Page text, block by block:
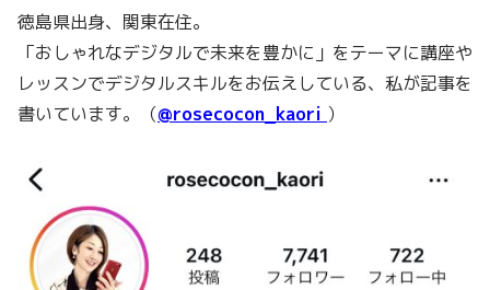
徳島県出身、関東在住。
「おしゃれなデジタルで未来を豊かに」をテーマに講座や
レッスンでデジタルスキルをお伝えしている、私が記事を
書いています。（@rosecocon_kaori ）